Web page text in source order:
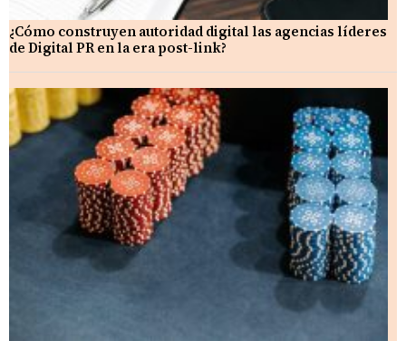
¿Cómo construyen autoridad digital las agencias líderes
de Digital PR en la era post-link?